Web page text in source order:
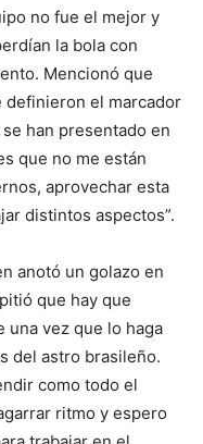
no fue el mejor y
la bola con
Mencionó que
el marcador
han presentado en
que no me están
aprovechar esta
distintos aspectos”.
anotó un golazo en
que hay que
una vez que lo haga
del astro brasileño.
como todo el
ritmo y espero